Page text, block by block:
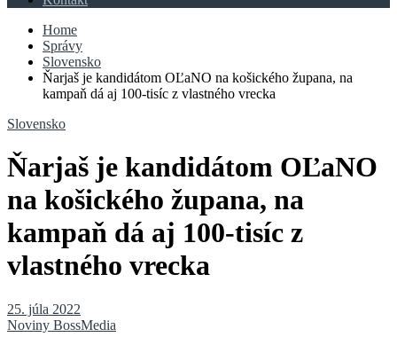
Home
Správy
Slovensko
Ňarjaš je kandidátom OĽaNO na košického župana, na
kampaň dá aj 100-tisíc z vlastného vrecka
Slovensko
Ňarjaš je kandidátom OĽaNO
na košického župana, na
kampaň dá aj 100-tisíc z
vlastného vrecka
25. júla 2022
Noviny BossMedia